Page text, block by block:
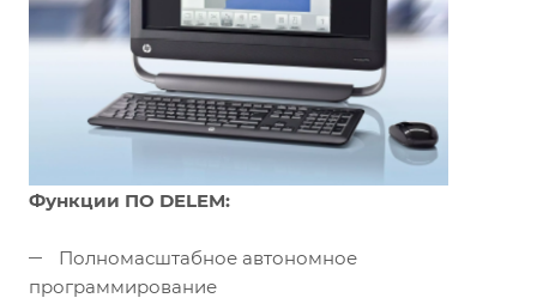
Функции ПО DELEM:
Полномасштабное автономное
программирование